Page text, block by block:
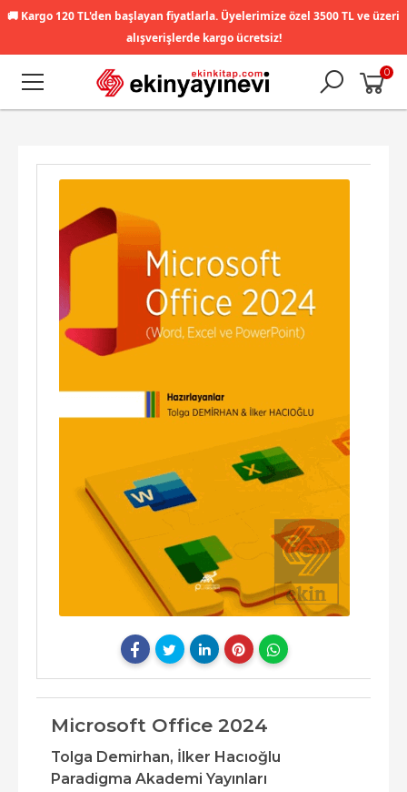
🚚 Kargo 120 TL'den başlayan fiyatlarla. Üyelerimize özel 3500 TL ve üzeri
alışverişlerde kargo ücretsiz!
0
Microsoft Office 2024
Tolga Demirhan, İlker Hacıoğlu
Paradigma Akademi Yayınları